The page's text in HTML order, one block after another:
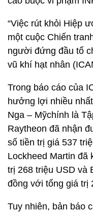
“Việc rút khỏi Hiệp
một cuộc Chiến
người đứng đầu tổ
vũ khí hạt nhân
Trong báo cáo của
hưởng lợi nhiều
Nga – Mỹchính là
Raytheon đã nhận
số tiền trị giá 537
Lockheed Martin đã
trị 268 triệu USD và
đồng với tổng giá trị
Tuy nhiên, bản báo